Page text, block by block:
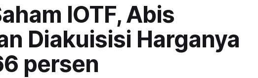
IOTF, Abis
Diakuisisi Harganya
persen